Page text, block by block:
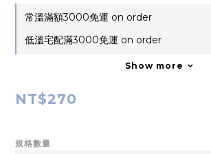
常溫滿額3000免運 on order
低溫宅配滿3000免運 on order
Show more
NT$270
規格數量